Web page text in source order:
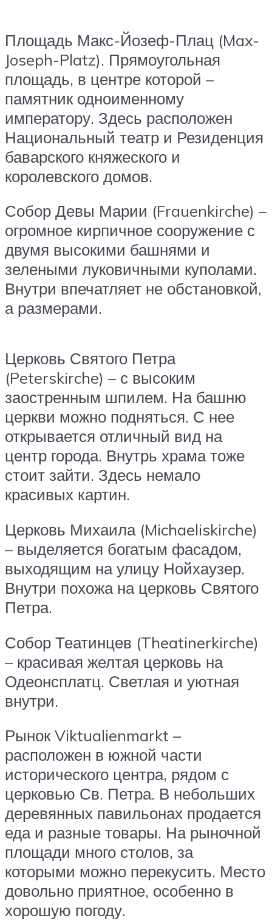
Площадь Макс-Йозеф-Плац (Max-
Joseph-Platz). Прямоугольная
площадь, в центре которой –
памятник одноименному
императору. Здесь расположен
Национальный театр и Резиденция
баварского княжеского и
королевского домов.
Собор Девы Марии (Frauenkirche) –
огромное кирпичное сооружение с
двумя высокими башнями и
зелеными луковичными куполами.
Внутри впечатляет не обстановкой,
а размерами.
Церковь Святого Петра
(Peterskirche) – с высоким
заостренным шпилем. На башню
церкви можно подняться. С нее
открывается отличный вид на
центр города. Внутрь храма тоже
стоит зайти. Здесь немало
красивых картин.
Церковь Михаила (Michaeliskirche)
– выделяется богатым фасадом,
выходящим на улицу Нойхаузер.
Внутри похожа на церковь Святого
Петра.
Собор Театинцев (Theatinerkirche)
– красивая желтая церковь на
Одеонсплатц. Светлая и уютная
внутри.
Рынок Viktualienmarkt –
расположен в южной части
исторического центра, рядом с
церковью Св. Петра. В небольших
деревянных павильонах продается
еда и разные товары. На рыночной
площади много столов, за
которыми можно перекусить. Место
довольно приятное, особенно в
хорошую погоду.